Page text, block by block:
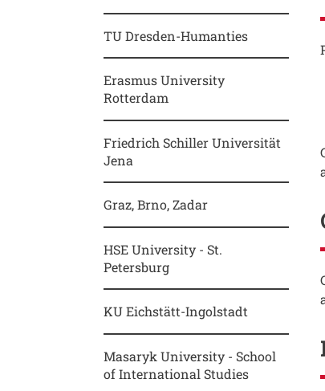
TU Dresden-Humanties
Erasmus University
Rotterdam
Friedrich Schiller Universität
Jena
Graz, Brno, Zadar
HSE University - St.
Petersburg
KU Eichstätt-Ingolstadt
Masaryk University - School
of International Studies